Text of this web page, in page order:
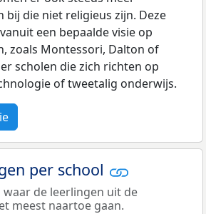
bij die niet religieus zijn. Deze
een bepaalde visie op
zoals Montessori, Dalton of
scholen die zich richten op
of tweetalig onderwijs.
per school
de leerlingen uit de
meest naartoe gaan.